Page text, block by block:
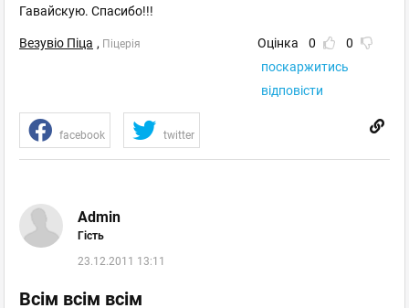
Гавайскую. Спасибо!!!
Везувіо Піца , Піцерія Оцінка 0
0
поскаржитись
відповісти
facebook twitter
Admin
Гість
23.12.2011 13:11
Всім всім всім